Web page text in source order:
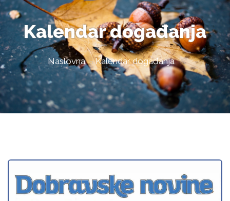
Kalendar događanja
Naslovna Kalendar događanja